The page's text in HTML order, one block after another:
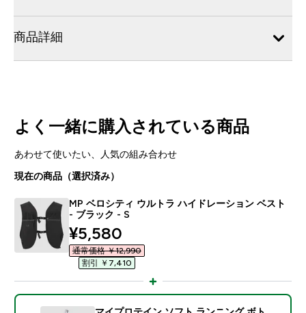
商品詳細
よく一緒に購入されている商品
あわせて使いたい、人気の組み合わせ
現在の商品（選択済み）
MP ベロシティ ウルトラ ハイドレーション ベスト
- ブラック - S
discounted price
¥5,580‎
通常価格 ￥12,990‎
割引 ￥7,410‎